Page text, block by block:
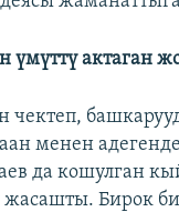
үмүттү актаган
менен
да кошулган
Бирок